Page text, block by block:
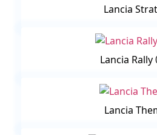
Lancia
Lancia Rally
Lancia